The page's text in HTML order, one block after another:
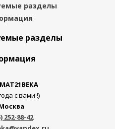
разделы
разделы
с вами !)
252-88-42